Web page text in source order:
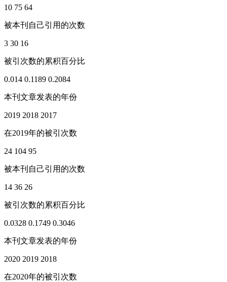
10 75 64
被本刊自己引用的次数
3 30 16
被引次数的累积百分比
0.014 0.1189 0.2084
本刊文章发表的年份
2019 2018 2017
在2019年的被引次数
24 104 95
被本刊自己引用的次数
14 36 26
被引次数的累积百分比
0.0328 0.1749 0.3046
本刊文章发表的年份
2020 2019 2018
在2020年的被引次数